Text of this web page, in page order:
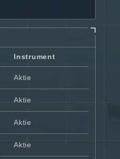
Instrument
Aktie
Aktie
Aktie
Aktie